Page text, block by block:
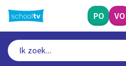
naar
hoofdinhoud
PO VO